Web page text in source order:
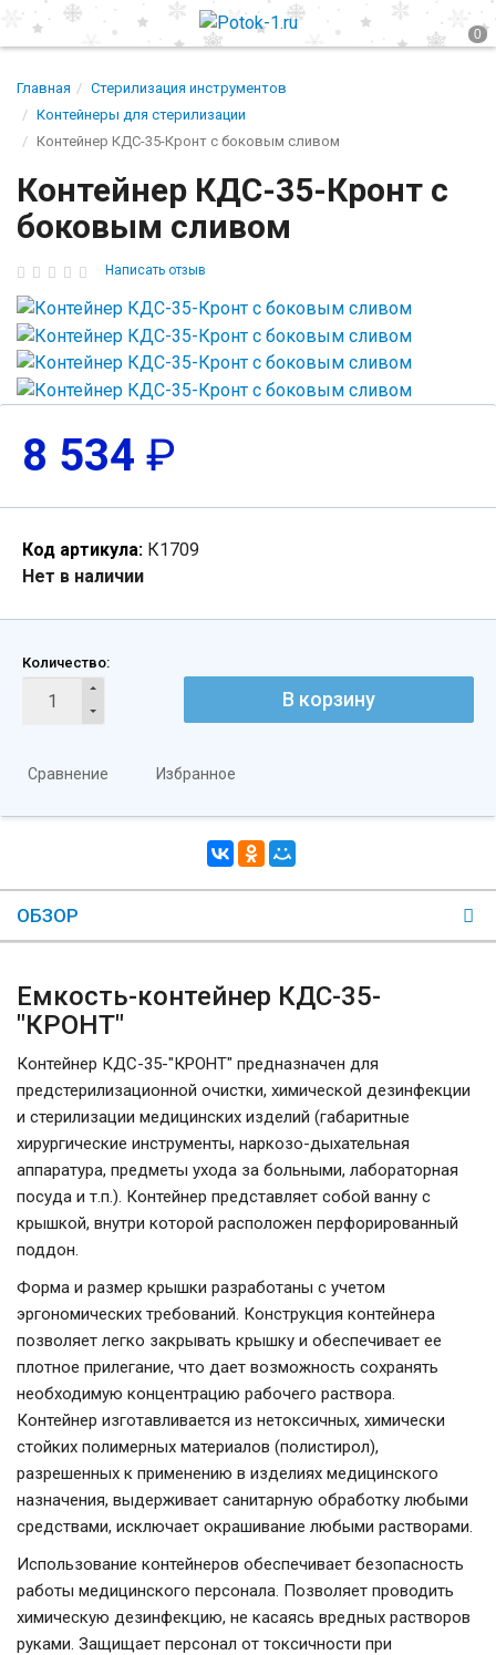
Главная
Стерилизация инструментов
Контейнеры для стерилизации
Контейнер КДС-35-Кронт с боковым сливом
Контейнер КДС-35-Кронт с
боковым сливом
Написать отзыв
8 534 ₽
Код артикула: К1709
Нет в наличии
Количество:
В корзину
Сравнение Избранное
ОБЗОР
Емкость-контейнер КДС-35-
"КРОНТ"
Контейнер КДС-35-"КРОНТ" предназначен для
предстерилизационной очистки, химической дезинфекции
и стерилизации медицинских изделий (габаритные
хирургические инструменты, наркозо-дыхательная
аппаратура, предметы ухода за больными, лабораторная
посуда и т.п.). Контейнер представляет собой ванну с
крышкой, внутри которой расположен перфорированный
поддон.
Форма и размер крышки разработаны с учетом
эргономических требований. Конструкция контейнера
позволяет легко закрывать крышку и обеспечивает ее
плотное прилегание, что дает возможность сохранять
необходимую концентрацию рабочего раствора.
Контейнер изготавливается из нетоксичных, химически
стойких полимерных материалов (полистирол),
разрешенных к применению в изделиях медицинского
назначения, выдерживает санитарную обработку любыми
средствами, исключает окрашивание любыми растворами.
Использование контейнеров обеспечивает безопасность
работы медицинского персонала. Позволяет проводить
химическую дезинфекцию, не касаясь вредных растворов
руками. Защищает персонал от токсичности при